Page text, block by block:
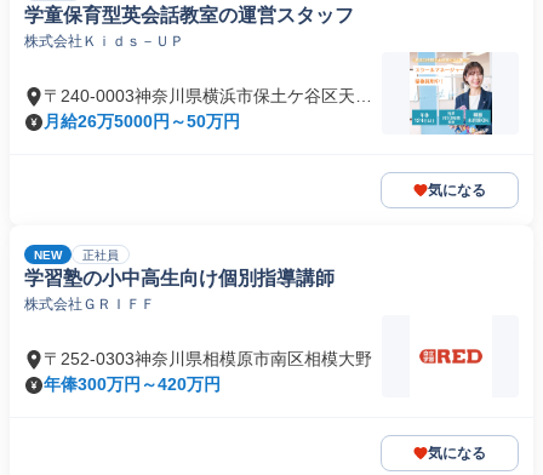
学童保育型英会話教室の運営スタッフ
株式会社Ｋｉｄｓ－ＵＰ
〒240-0003神奈川県横浜市保土ケ谷区天王
町
月給26万5000円～50万円
気になる
NEW 正社員
学習塾の小中高生向け個別指導講師
株式会社ＧＲＩＦＦ
〒252-0303神奈川県相模原市南区相模大野
年俸300万円～420万円
気になる